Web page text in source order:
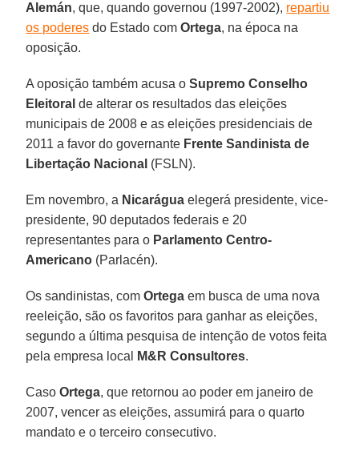
Alemán, que, quando governou (1997-2002), repartiu
os poderes do Estado comOrtega, na época na
oposição.
A oposição também acusa oSupremo Conselho
Eleitoral de alterar os resultados das eleições
municipais de 2008 e as eleições presidenciais de
2011 a favor do governante Frente Sandinista de
Libertação Nacional (FSLN).
Em novembro, a Nicarágua elegerá presidente, vice-
presidente, 90 deputados federais e 20
representantes para o Parlamento Centro-
Americano (Parlacén).
Os sandinistas, comOrtega em busca de uma nova
reeleição, são os favoritos para ganhar as eleições,
segundo a última pesquisa de intenção de votos feita
pela empresa local
M&R Consultores.
CasoOrtega, que retornou ao poder em janeiro de
2007, vencer as eleições, assumirá para o quarto
mandato e o terceiro consecutivo.